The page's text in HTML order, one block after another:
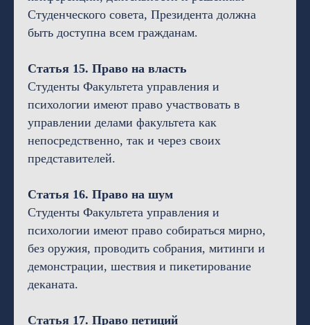
Студенческого совета, Президента должна
быть доступна всем гражданам.
Статья 15. Право на власть
Студенты Факультета управления и
психологии имеют право участвовать в
управлении делами факультета как
непосредственно, так и через своих
представителей.
Статья 16. Право на шум
Студенты Факультета управления и
психологии имеют право собираться мирно,
без оружия, проводить собрания, митинги и
демонстрации, шествия и пикетирование
деканата.
Статья 17. Право петиций